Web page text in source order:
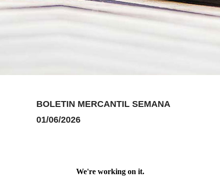
BOLETIN MERCANTIL SEMANA
01/06/2026